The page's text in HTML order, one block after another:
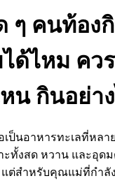
ๆ คนท้อง
ด้ไหม คว
น กินอย่า
เป็นอาหารทะเลที่หลา
ะทั้งสด หวาน และอุด
ต่สำหรับคุณแม่ที่กำลั